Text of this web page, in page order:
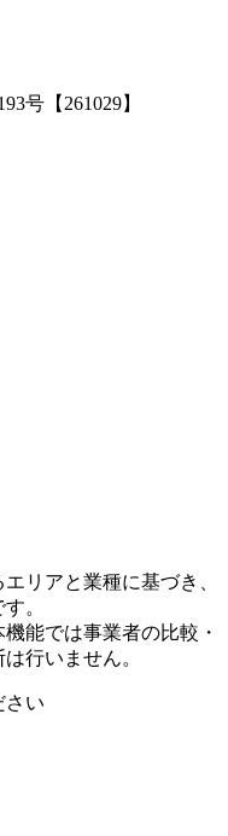
号【261029】
リアと業種に基づき、
。
能では事業者の比較・
行いません。
さい